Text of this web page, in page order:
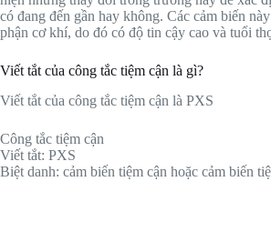
có đang đến gần hay không. Các cảm biến
phận cơ khí, do đó có độ tin cậy cao và tuổi
Viết tắt của công tắc tiệm cận là gì?
Viết tắt của công tắc tiệm cận là PXS
Công tắc tiệm cận
Viết tắt: PXS
Biệt danh: cảm biến tiệm cận hoặc cảm biến